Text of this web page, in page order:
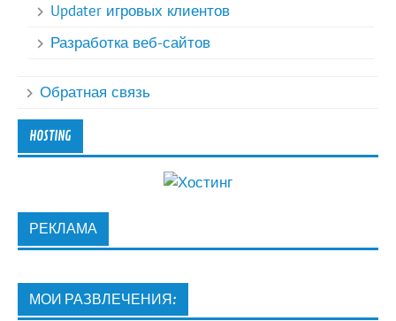
Updater игровых клиентов
Разработка веб-сайтов
Обратная связь
HOSTING
РЕКЛАМА
МОИ РАЗВЛЕЧЕНИЯ: